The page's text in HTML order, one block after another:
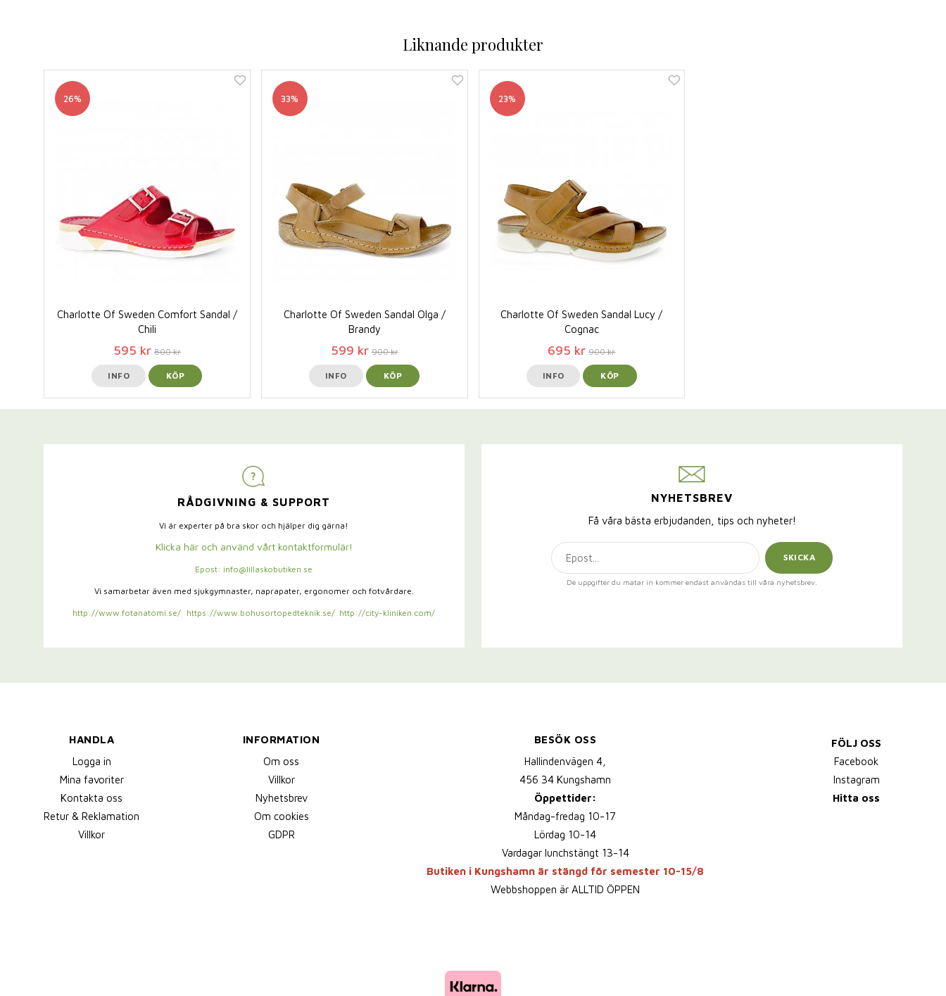
Liknande produkter
26%
Charlotte Of Sweden Comfort Sandal /
Chili
595 kr 800 kr
INFO KÖP
33%
Charlotte Of Sweden Sandal Olga /
Brandy
599 kr 900 kr
INFO KÖP
23%
Charlotte Of Sweden Sandal Lucy /
Cognac
695 kr 900 kr
INFO KÖP
RÅDGIVNING & SUPPORT
Vi är experter på bra skor och hjälper dig gärna!
Klicka här och använd vårt kontaktformulär!
Epost: info@lillaskobutiken.se
Vi samarbetar även med sjukgymnaster, naprapater, ergonomer och fotvårdare.
http://www.fotanatomi.se/ https://www.bohusortopedteknik.se/ http://city-kliniken.com/
NYHETSBREV
Få våra bästa erbjudanden, tips och nyheter!
SKICKA
De uppgifter du matar in kommer endast användas till våra nyhetsbrev.
HANDLA
Logga in
Mina favoriter
Kontakta oss
Retur & Reklamation
Villkor
INFORMATION
Om oss
Villkor
Nyhetsbrev
Om cookies
GDPR
BESÖK OSS
Hallindenvägen 4,
456 34 Kungshamn
Öppettider:
Måndag-fredag 10-17
Lördag 10-14
Vardagar lunchstängt 13-14
Butiken i Kungshamn är stängd för semester 10-15/8
Webbshoppen är ALLTID ÖPPEN
FÖLJ OSS
Facebook
Instagram
Hitta oss